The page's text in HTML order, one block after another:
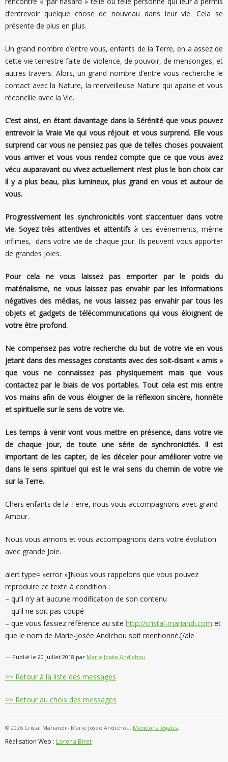
d’entrevoir quelque chose de nouveau dans leur vie. Cela se
présente de plus en plus.
Un grand nombre d’entre vous, enfants de la Terre, en a assez de
cette vie terrestre faite de violence, de pouvoir, de mensonges, et
autres travers. Alors, un grand nombre d’entre vous recherche le
contact avec la Nature, la merveilleuse Nature qui apaise et vous
réconcilie avec la Vie.
C’est ainsi, en étant davantage dans la Sérénité que vous pouvez
entrevoir la Vraie Vie qui vous réjouit et vous surprend. Elle vous
surprend car vous ne pensiez pas que de telles choses pouvaient
vous arriver et vous vous rendez compte que ce que vous avez
vécu auparavant ou vivez actuellement n’est plus le bon choix car
il y a plus beau, plus lumineux, plus grand en vous et autour de
vous.
Progressivement les synchronicités vont s’accentuer dans votre
vie. Soyez très attentives et attentifs à ces événements, même
infimes, dans votre vie de chaque jour. Ils peuvent vous apporter
de grandes joies.
Pour cela ne vous laissez pas emporter par le poids du
matérialisme, ne vous laissez pas envahir par les informations
négatives des médias, ne vous laissez pas envahir par tous les
objets et gadgets de télécommunications qui vous éloignent de
votre être profond.
Ne compensez pas votre recherche du but de votre vie en vous
jetant dans des messages constants avec des soit-disant « amis »
que vous ne connaissez pas physiquement mais que vous
contactez par le biais de vos portables. Tout cela est mis entre
vos mains afin de vous éloigner de la réflexion sincère, honnête
et spirituelle sur le sens de votre vie.
Les temps à venir vont vous mettre en présence, dans votre vie
de chaque jour, de toute une série de synchronicités. Il est
important de les capter, de les déceler pour améliorer votre vie
dans le sens spirituel qui est le vrai sens du chemin de votre vie
sur la Terre.
Chers enfants de la Terre, nous vous accompagnons avec grand
Amour.
Nous vous aimons et vous accompagnons dans votre évolution
avec grande Joie.
alert type= »error »]Nous vous rappelons que vous pouvez
reproduire ce texte à condition :
– qu’il n’y ait aucune modification de son contenu
– qu’il ne soit pas coupé
– que vous fassiez référence au site http://cristal-mariandi.com et
que le nom de Marie-Josée Andichou soit mentionné.[/ale
— Publié le 20 juillet 2018 par Marie Josée Andichou
>> Retour à la liste des messages
>> Retour au choix des messages
© 2026 Cristal Mariandi - Marie Josée Andichou. Mentions légales
Réalisation Web : Lorena Biret